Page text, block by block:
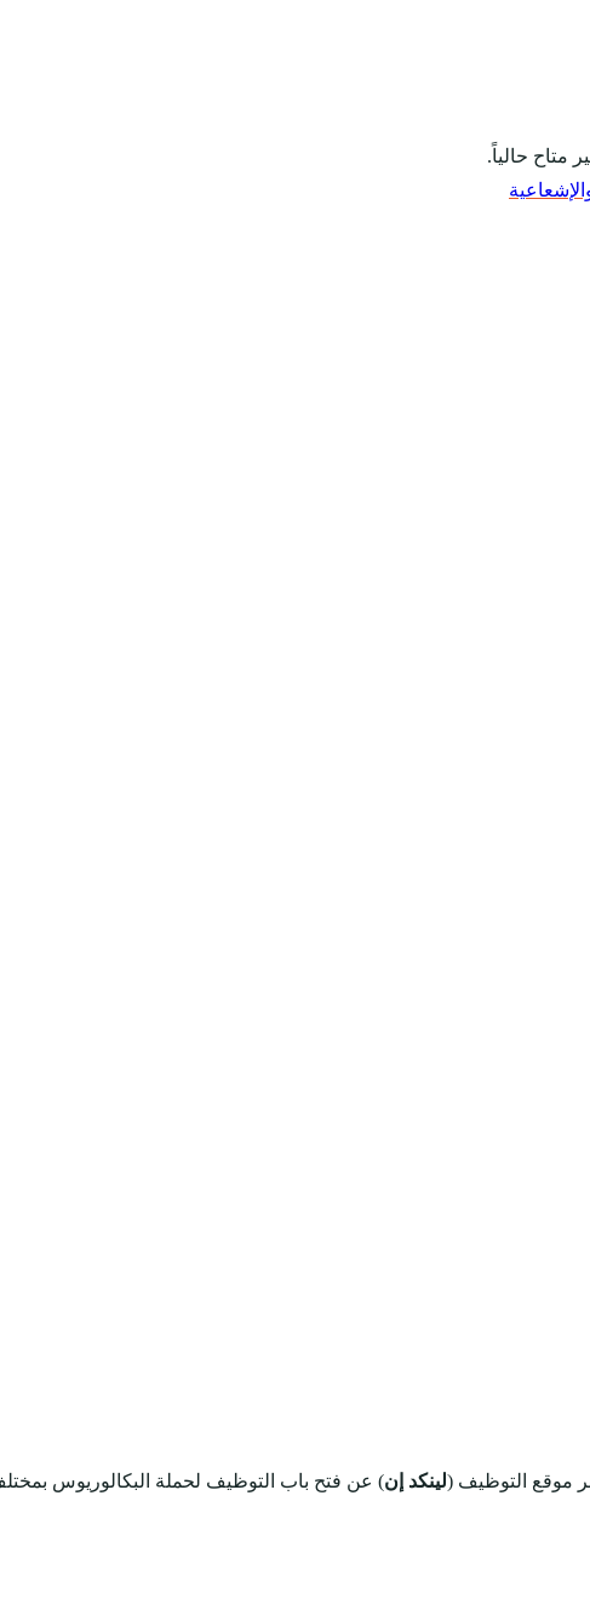
متاح حالياً.
موقع التوظيف (لينكد إن) عن فتح باب التوظيف لحملة البكالوريوس